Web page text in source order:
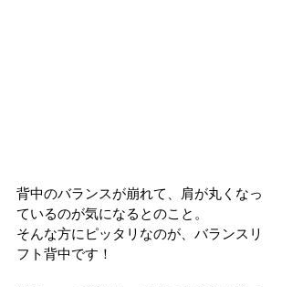
背中のバランスが崩れて、肩が丸くなっ
ているのが気になるとのこと。
そんな方にピッタリなのが、バランスリ
フト背中です！